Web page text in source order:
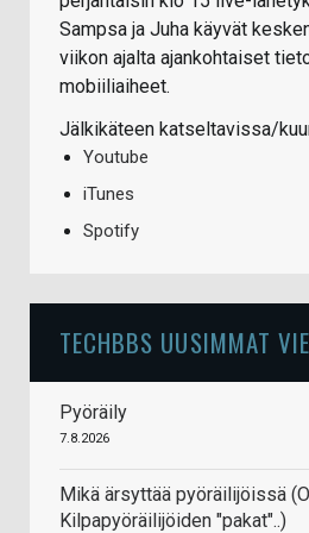
Sampsa ja Juha käyvät
viikon ajalta ajankohtaiset
mobiiliaiheet.
Jälkikäteen katseltavissa/
Youtube
iTunes
Spotify
TECHBBS UUSIMMAT
Pyöräily
7.8.2026
Mikä ärsyttää pyöräilijöissä
Kilpapyöräilijöiden "pakat"..)